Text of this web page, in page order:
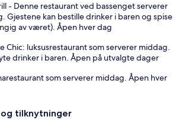
- Denne restaurant ved bassenget serverer
Gjestene kan bestille drinker i baren og spise
av været). Åpen hver dag
Chic: luksusrestaurant som serverer middag.
drinker i baren. Åpen på utvalgte dager
som serverer middag. Åpen hver
tilknytninger